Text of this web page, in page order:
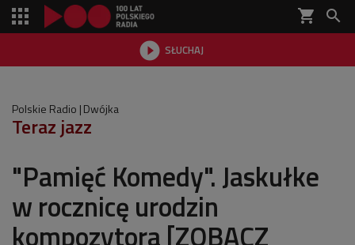
shopping_cart 
 SŁUCHAJ

Polskie Radio Dwójka
Teraz jazz
"Pamięć Komedy". Jaskułke
w rocznicę urodzin
kompozytora [ZOBACZ